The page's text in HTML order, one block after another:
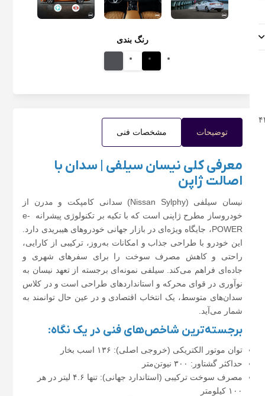
رنگ بندی
توضیحات مشخصات فنی
معرفی کلی نیسان سیلفی | سدان با
اصالت ژاپن
نیسان سیلفی (Nissan Sylphy) سدانی کامپکت و مدرن از
خودروساز مطرح ژاپنی است که با تکیه بر تکنولوژی پیشرانه e-
POWER، جایگاه ویژه‌ای در بازار جهانی خودروهای هیبریدی دارد.
این خودرو با طراحی جذاب و امکانات به‌روز، ترکیبی از کارایی،
راحتی و کاهش مصرف سوخت را برای سفرهای شهری و
جاده‌ای فراهم می‌کند. سیلفی نمونه‌ای برجسته از تعهد نیسان به
نوآوری در قوای محرکه و استانداردهای طراحی است و در کلاس
سدان‌های متوسط، یک انتخاب اقتصادی و در عین حال توانمند به
شمار می‌آید.
برجسته‌ترین شاخص‌های فنی در یک نگاه:
توان موتور الکتریکی (خروجی اصلی): ۱۳۶ اسب بخار
حداکثر گشتاور: ۳۰۰ نیوتن‌متر
مصرف سوخت ترکیبی (استاندارد جهانی): تنها ۴.۶ لیتر در هر
۱۰۰ کیلومتر